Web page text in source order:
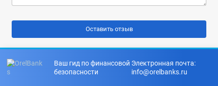
Ваш гид по финансовой
безопасности
Электронная почта:
info@orelbanks.ru